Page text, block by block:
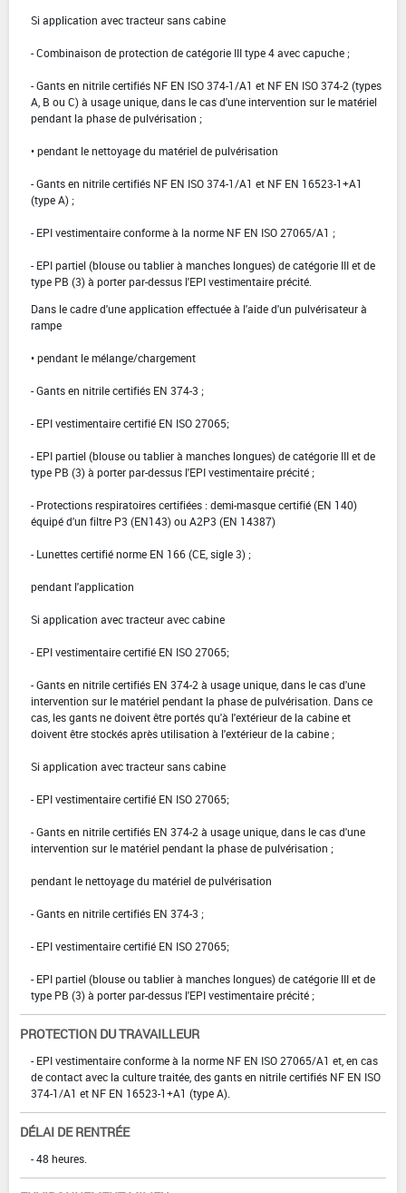
Si application avec tracteur sans cabine
- Combinaison de protection de catégorie III type 4 avec capuche ;
- Gants en nitrile certifiés NF EN ISO 374-1/A1 et NF EN ISO 374-2 (types
A, B ou C) à usage unique, dans le cas d'une intervention sur le matériel
pendant la phase de pulvérisation ;
• pendant le nettoyage du matériel de pulvérisation
- Gants en nitrile certifiés NF EN ISO 374-1/A1 et NF EN 16523-1+A1
(type A) ;
- EPI vestimentaire conforme à la norme NF EN ISO 27065/A1 ;
- EPI partiel (blouse ou tablier à manches longues) de catégorie III et de
type PB (3) à porter par-dessus l'EPI vestimentaire précité.
Dans le cadre d'une application effectuée à l'aide d'un pulvérisateur à
rampe
• pendant le mélange/chargement
- Gants en nitrile certifiés EN 374-3 ;
- EPI vestimentaire certifié EN ISO 27065;
- EPI partiel (blouse ou tablier à manches longues) de catégorie III et de
type PB (3) à porter par-dessus l'EPI vestimentaire précité ;
- Protections respiratoires certifiées : demi-masque certifié (EN 140)
équipé d'un filtre P3 (EN143) ou A2P3 (EN 14387)
- Lunettes certifié norme EN 166 (CE, sigle 3) ;
pendant l'application
Si application avec tracteur avec cabine
- EPI vestimentaire certifié EN ISO 27065;
- Gants en nitrile certifiés EN 374-2 à usage unique, dans le cas d'une
intervention sur le matériel pendant la phase de pulvérisation. Dans ce
cas, les gants ne doivent être portés qu'à l'extérieur de la cabine et
doivent être stockés après utilisation à l'extérieur de la cabine ;
Si application avec tracteur sans cabine
- EPI vestimentaire certifié EN ISO 27065;
- Gants en nitrile certifiés EN 374-2 à usage unique, dans le cas d'une
intervention sur le matériel pendant la phase de pulvérisation ;
pendant le nettoyage du matériel de pulvérisation
- Gants en nitrile certifiés EN 374-3 ;
- EPI vestimentaire certifié EN ISO 27065;
- EPI partiel (blouse ou tablier à manches longues) de catégorie III et de
type PB (3) à porter par-dessus l'EPI vestimentaire précité ;
PROTECTION DU TRAVAILLEUR
- EPI vestimentaire conforme à la norme NF EN ISO 27065/A1 et, en cas
de contact avec la culture traitée, des gants en nitrile certifiés NF EN ISO
374-1/A1 et NF EN 16523-1+A1 (type A).
DÉLAI DE RENTRÉE
- 48 heures.